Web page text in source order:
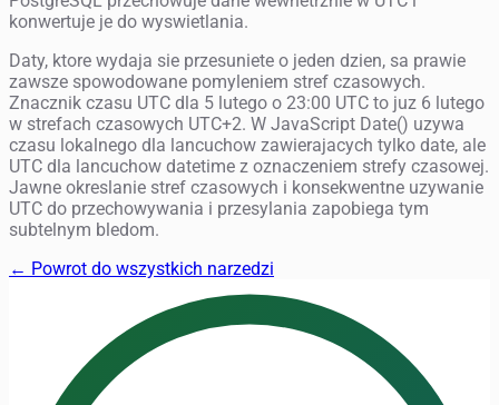
konwertuje je do wyswietlania.
Daty, ktore wydaja sie przesuniete o jeden dzien, sa prawie
zawsze spowodowane pomyleniem stref czasowych.
Znacznik czasu UTC dla 5 lutego o 23:00 UTC to juz 6 lutego
w strefach czasowych UTC+2. W JavaScript Date() uzywa
czasu lokalnego dla lancuchow zawierajacych tylko date, ale
UTC dla lancuchow datetime z oznaczeniem strefy czasowej.
Jawne okreslanie stref czasowych i konsekwentne uzywanie
UTC do przechowywania i przesylania zapobiega tym
subtelnym bledom.
← Powrot do wszystkich narzedzi